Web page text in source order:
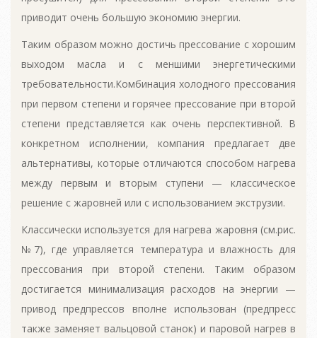
приводит очень большую экономию энергии.
Таким образом можно достичь прессование с хорошим
выходом масла и с меншими энергетическими
требовательности.Комбинация холодного прессования
при первом степени и горячее прессование при второй
степени представляется как очень перспективной. В
конкретном исполнении, компания предлагает две
альтернативы, которые отличаются способом нагрева
между первым и вторым ступени — классическое
решение с жаровней или с использованием экструзии.
Классически используется для нагрева жаровня (см.рис.
№7), где управляется температура и влажность для
прессования при второй степени. Таким образом
достигается минимализация расходов на энергии —
привод предпрессов вполне использован (предпресс
также заменяет вальцовой станок) и паровой нагрев в